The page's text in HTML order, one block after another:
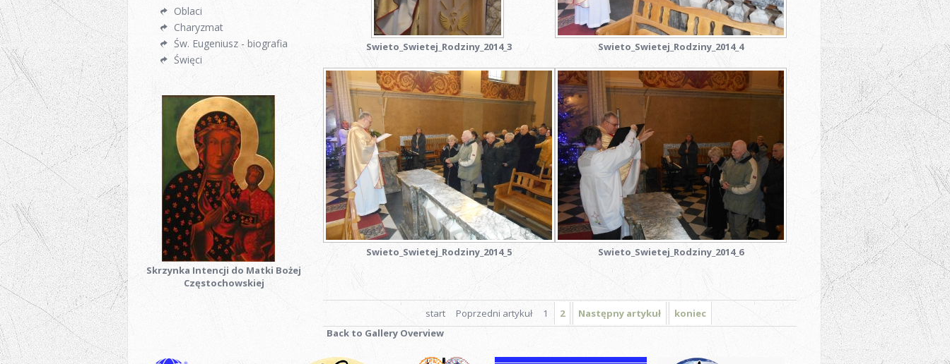
Oblaci
Charyzmat
Św. Eugeniusz - biografia
Święci
Skrzynka Intencji do Matki Bożej
Częstochowskiej
Swieto_Swietej_Rodziny_2014_3 Swieto_Swietej_Rodziny_2014_4
Swieto_Swietej_Rodziny_2014_5 Swieto_Swietej_Rodziny_2014_6
start Poprzedni artykuł 1 2 Następny artykuł
koniec
Back to Gallery Overview